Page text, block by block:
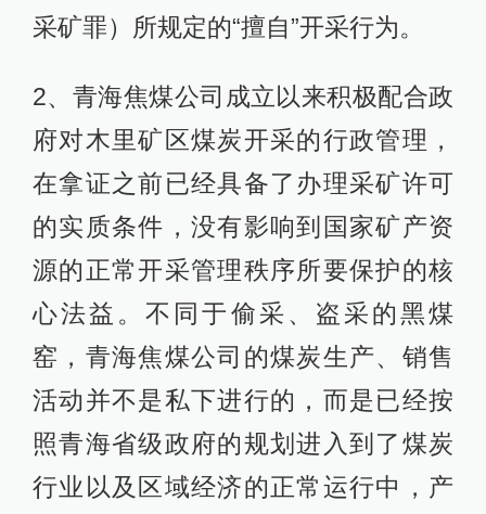
采矿罪）所规定的“擅自”开采行为。
2、青海焦煤公司成立以来积极配合政
府对木里矿区煤炭开采的行政管理，
在拿证之前已经具备了办理采矿许可
的实质条件，没有影响到国家矿产资
源的正常开采管理秩序所要保护的核
心法益。不同于偷采、盗采的黑煤
窑，青海焦煤公司的煤炭生产、销售
活动并不是私下进行的，而是已经按
照青海省级政府的规划进入到了煤炭
行业以及区域经济的正常运行中，产